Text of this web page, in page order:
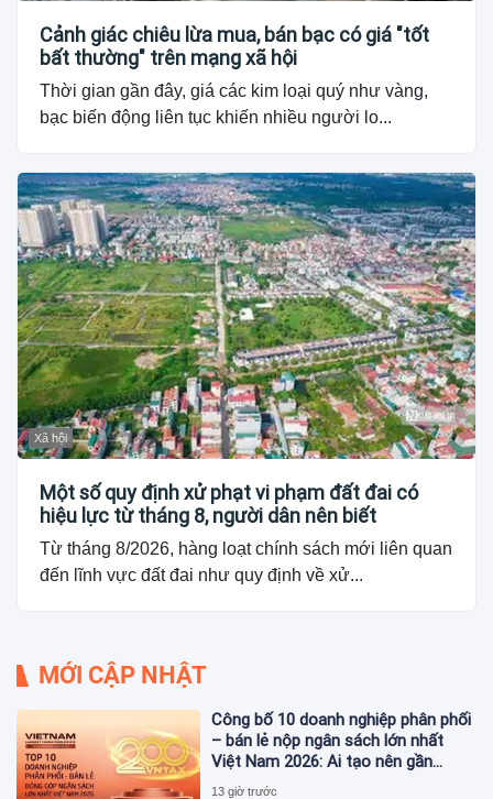
Cảnh giác chiêu lừa mua, bán bạc có giá "tốt
bất thường" trên mạng xã hội
Thời gian gần đây, giá các kim loại quý như vàng,
bạc biến động liên tục khiến nhiều người lo...
Xã hội
Một số quy định xử phạt vi phạm đất đai có
hiệu lực từ tháng 8, người dân nên biết
Từ tháng 8/2026, hàng loạt chính sách mới liên quan
đến lĩnh vực đất đai như quy định về xử...
MỚI CẬP NHẬT
Công bố 10 doanh nghiệp phân phối
– bán lẻ nộp ngân sách lớn nhất
Việt Nam 2026: Ai tạo nên gần
12.900 tỷ đồng?
13 giờ trước